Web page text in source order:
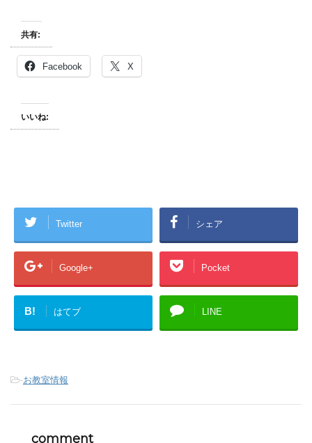
共有:
Facebook X
いいね:
Twitter シェア
Google+ Pocket
B! はてブ LINE
-お教室情報
comment